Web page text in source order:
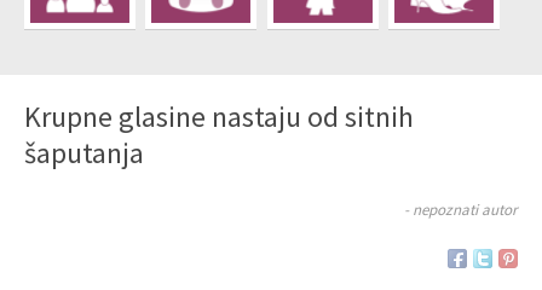
Krupne glasine nastaju od sitnih
šaputanja
- nepoznati autor